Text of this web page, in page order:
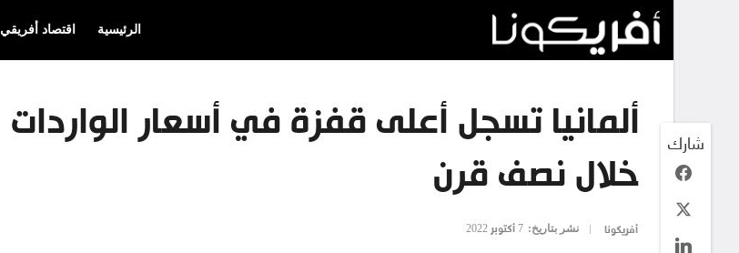
الرئيسية اقتصاد أفريقي
ألمانيا تسجل أعلى قفزة في أسعار الواردات
خلال نصف قرن
أفريكونا نشر بتاريخ: 7 أكتوبر 2022
شارك